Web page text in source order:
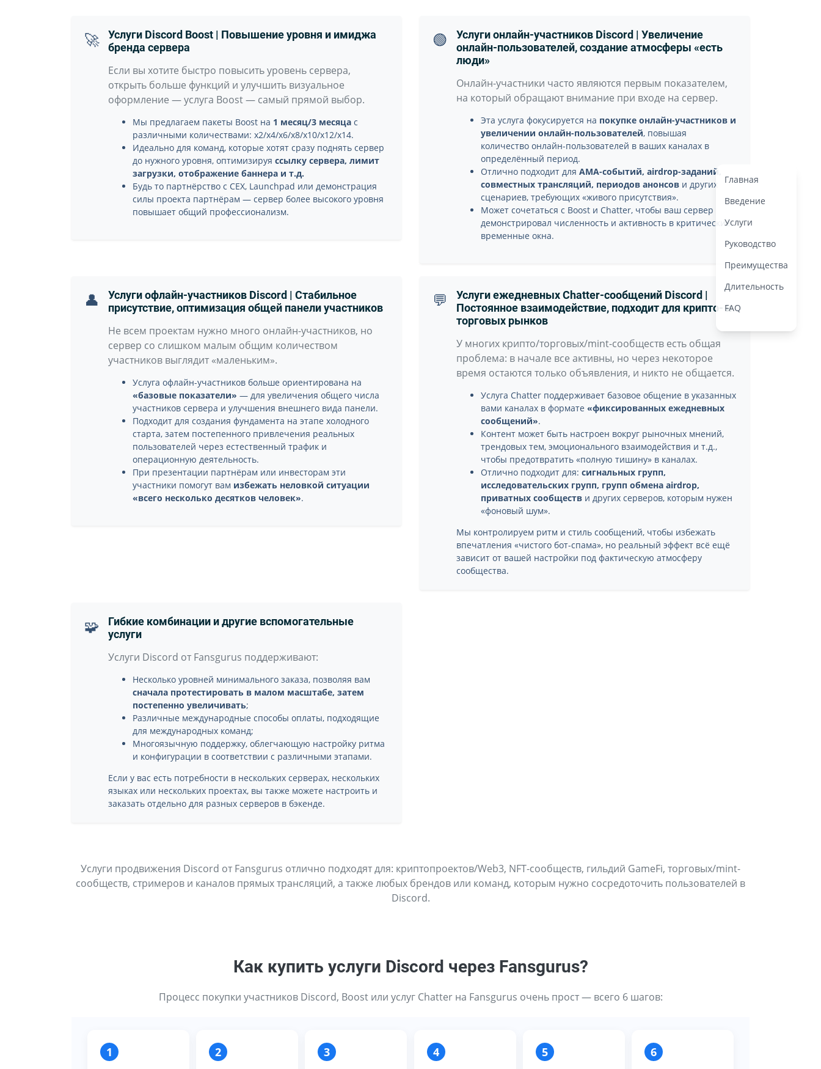
Главная
Введение
Услуги
Руководство
Преимущества
Длительность
FAQ
🚀
Услуги Discord Boost | Повышение уровня и имиджа
бренда сервера
Если вы хотите быстро повысить уровень сервера,
открыть больше функций и улучшить визуальное
оформление — услуга Boost — самый прямой выбор.
Мы предлагаем пакеты Boost на 1 месяц/3 месяца с
различными количествами: x2/x4/x6/x8/x10/x12/x14.
Идеально для команд, которые хотят сразу поднять сервер
до нужного уровня, оптимизируя ссылку сервера, лимит
загрузки, отображение баннера и т.д.
Будь то партнёрство с CEX, Launchpad или демонстрация
силы проекта партнёрам — сервер более высокого уровня
повышает общий профессионализм.
🟢
Услуги онлайн-участников Discord | Увеличение
онлайн-пользователей, создание атмосферы «есть
люди»
Онлайн-участники часто являются первым показателем,
на который обращают внимание при входе на сервер.
Эта услуга фокусируется на покупке онлайн-участников и
увеличении онлайн-пользователей, повышая
количество онлайн-пользователей в ваших каналах в
определённый период.
Отлично подходит для AMA-событий, airdrop-заданий,
совместных трансляций, периодов анонсов и других
сценариев, требующих «живого присутствия».
Может сочетаться с Boost и Chatter, чтобы ваш сервер
демонстрировал численность и активность в критические
временные окна.
👤
Услуги офлайн-участников Discord | Стабильное
присутствие, оптимизация общей панели участников
Не всем проектам нужно много онлайн-участников, но
сервер со слишком малым общим количеством
участников выглядит «маленьким».
Услуга офлайн-участников больше ориентирована на
«базовые показатели» — для увеличения общего числа
участников сервера и улучшения внешнего вида панели.
Подходит для создания фундамента на этапе холодного
старта, затем постепенного привлечения реальных
пользователей через естественный трафик и
операционную деятельность.
При презентации партнёрам или инвесторам эти
участники помогут вам избежать неловкой ситуации
«всего несколько десятков человек».
💬
Услуги ежедневных Chatter-сообщений Discord |
Постоянное взаимодействие, подходит для крипто- и
торговых рынков
У многих крипто/торговых/mint-сообществ есть общая
проблема: в начале все активны, но через некоторое
время остаются только объявления, и никто не общается.
Услуга Chatter поддерживает базовое общение в указанных
вами каналах в формате «фиксированных ежедневных
сообщений».
Контент может быть настроен вокруг рыночных мнений,
трендовых тем, эмоционального взаимодействия и т.д.,
чтобы предотвратить «полную тишину» в каналах.
Отлично подходит для: сигнальных групп,
исследовательских групп, групп обмена airdrop,
приватных сообществ и других серверов, которым нужен
«фоновый шум».
Мы контролируем ритм и стиль сообщений, чтобы избежать
впечатления «чистого бот-спама», но реальный эффект всё ещё
зависит от вашей настройки под фактическую атмосферу
сообщества.
🧩
Гибкие комбинации и другие вспомогательные
услуги
Услуги Discord от Fansgurus поддерживают:
Несколько уровней минимального заказа, позволяя вам
сначала протестировать в малом масштабе, затем
постепенно увеличивать;
Различные международные способы оплаты, подходящие
для международных команд;
Многоязычную поддержку, облегчающую настройку ритма
и конфигурации в соответствии с различными этапами.
Если у вас есть потребности в нескольких серверах, нескольких
языках или нескольких проектах, вы также можете настроить и
заказать отдельно для разных серверов в бэкенде.
Услуги продвижения Discord от Fansgurus отлично подходят для: криптопроектов/Web3, NFT-сообществ, гильдий GameFi, торговых/mint-
сообществ, стримеров и каналов прямых трансляций, а также любых брендов или команд, которым нужно сосредоточить пользователей в
Discord.
Как купить услуги Discord через Fansgurus?
Процесс покупки участников Discord, Boost или услуг Chatter на Fansgurus очень прост — всего 6 шагов:
1 2 3 4 5 6